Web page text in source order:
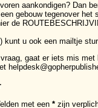
aankondigen? Dan
gebouw tegenover
de
kunt u ook een mailtje
gaat er iets mis
met een * zijn